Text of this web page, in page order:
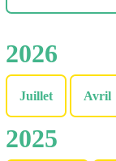
2026
Juillet Avril
2025